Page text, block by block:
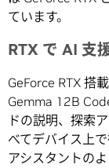
ています。
RTX で AI 支
GeForce RTX 搭
Gemma 12B
ドの説明、探索
べてデバイス上
アシスタントの